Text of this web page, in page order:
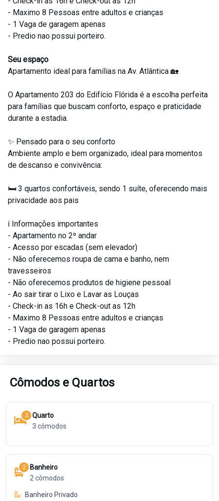
- Maximo 8 Pessoas entre adultos e crianças
- 1 Vaga de garagem apenas
- Predio nao possui porteiro.
Seu espaço
Apartamento ideal para famílias na Av. Atlântica 🏡
O Apartamento 203 do Edifício Flórida é a escolha perfeita
para famílias que buscam conforto, espaço e praticidade
durante a estadia.
✨ Pensado para o seu conforto
Ambiente amplo e bem organizado, ideal para momentos
de descanso e convivência:
🛏️ 3 quartos confortáveis, sendo 1 suíte, oferecendo mais
privacidade aos pais
ℹ️ Informações importantes
- Apartamento no 2º andar
- Acesso por escadas (sem elevador)
- Não oferecemos roupa de cama e banho, nem
travesseiros
- Não oferecemos produtos de higiene pessoal
- Ao sair tirar o Lixo e Lavar as Louças
- Check-in as 16h e Check-out as 12h
- Maximo 8 Pessoas entre adultos e crianças
- 1 Vaga de garagem apenas
- Predio nao possui porteiro.
Cômodos e Quartos
3
Quarto
3 cômodos
2
Banheiro
2 cômodos
Banheiro Privado